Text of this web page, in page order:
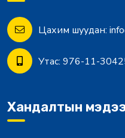
Цахим шуудан:
Утас: 976-11-
Хандалтын